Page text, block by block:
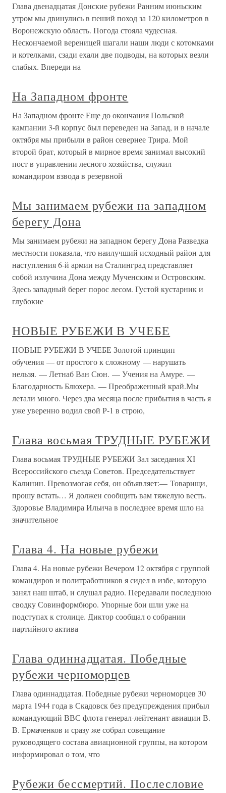
Глава двенадцатая Донские рубежи Ранним июньским
утром мы двинулись в пеший поход за 120 километров в
Воронежскую область. Погода стояла чудесная.
Нескончаемой вереницей шагали наши люди с котомками
и котелками, сзади ехали две подводы, на которых везли
слабых. Впереди на
На Западном фронте
На Западном фронте Еще до окончания Польской
кампании 3-й корпус был переведен на Запад, и в начале
октября мы прибыли в район севернее Трира. Мой
второй брат, который в мирное время занимал высокий
пост в управлении лесного хозяйства, служил
командиром взвода в резервной
Мы занимаем рубежи на западном
берегу Дона
Мы занимаем рубежи на западном берегу Дона Разведка
местности показала, что наилучший исходный район для
наступления 6-й армии на Сталинград представляет
собой излучина Дона между Мученским и Островским.
Здесь западный берег порос лесом. Густой кустарник и
глубокие
НОВЫЕ РУБЕЖИ В УЧЕБЕ
НОВЫЕ РУБЕЖИ В УЧЕБЕ Золотой принцип
обучения — от простого к сложному — нарушать
нельзя. — Летнаб Ван Сюн. — Учения на Амуре. —
Благодарность Блюхера. — Преображенный край.Мы
летали много. Через два месяца после прибытия в часть я
уже уверенно водил свой Р-1 в строю,
Глава восьмая ТРУДНЫЕ РУБЕЖИ
Глава восьмая ТРУДНЫЕ РУБЕЖИ Зал заседания XI
Всероссийского съезда Советов. Председательствует
Калинин. Превозмогая себя, он объявляет:— Товарищи,
прошу встать… Я должен сообщить вам тяжелую весть.
Здоровье Владимира Ильича в последнее время шло на
значительное
Глава 4. На новые рубежи
Глава 4. На новые рубежи Вечером 12 октября с группой
командиров и политработников я сидел в избе, которую
занял наш штаб, и слушал радио. Передавали последнюю
сводку Совинформбюро. Упорные бои шли уже на
подступах к столице. Диктор сообщал о собрании
партийного актива
Глава одиннадцатая. Победные
рубежи черноморцев
Глава одиннадцатая. Победные рубежи черноморцев 30
марта 1944 года в Скадовск без предупреждения прибыл
командующий ВВС флота генерал-лейтенант авиации В.
В. Ермаченков и сразу же собрал совещание
руководящего состава авиационной группы, на котором
информировал о том, что
Рубежи бессмертий. Послесловие